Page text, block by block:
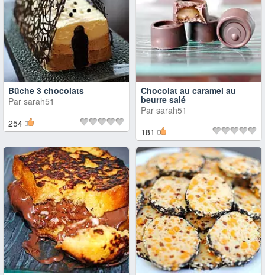
Bûche 3 chocolats
Par sarah51
254
Chocolat au caramel au
beurre salé
Par sarah51
181